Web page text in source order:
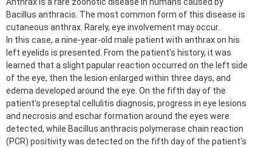
Bacillus anthracis. The most common form of this disease is
cutaneous anthrax. Rarely, eye involvement may occur.
In this case, a nine-year-old male patient with anthrax on his
left eyelids is presented. From the patient's history, it was
learned that a slight papular reaction occurred on the left side
of the eye, then the lesion enlarged within three days, and
edema developed around the eye. On the fifth day of the
patient's preseptal cellulitis diagnosis, progress in eye lesions
and necrosis and eschar formation around the eyes were
detected, while Bacillus anthracis polymerase chain reaction
(PCR) positivity was detected on the fifth day of the patient's